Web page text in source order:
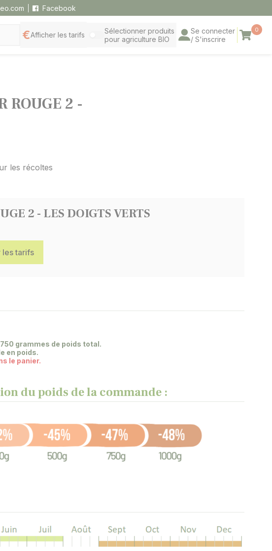
Facebook
Afficher les tarifs
Sélectionner produits
pour agriculture BIO
Se connecter
/ S'inscrire
0
Panier
ROUGE 2 -
les récoltes
2 - LES DOIGTS VERTS
tarifs
grammes de poids total.
en poids.
le panier.
du poids de la commande :